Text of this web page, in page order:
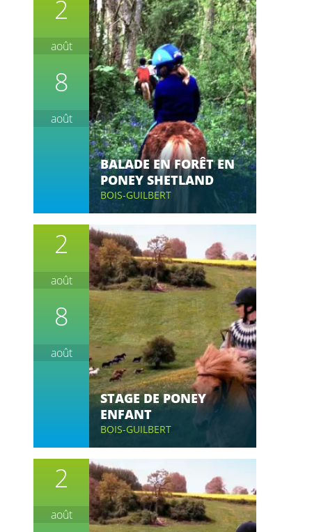
2
août
8
août
BALADE EN FORÊT EN
PONEY SHETLAND
BOIS-GUILBERT
2
août
8
août
STAGE DE PONEY
ENFANT
BOIS-GUILBERT
2
août